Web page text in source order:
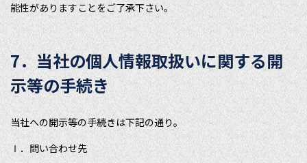
能性がありますことをご了承下さい。
7．当社の個人情報取扱いに関する開
示等の手続き
当社への開示等の手続きは下記の通り。
Ⅰ．問い合わせ先